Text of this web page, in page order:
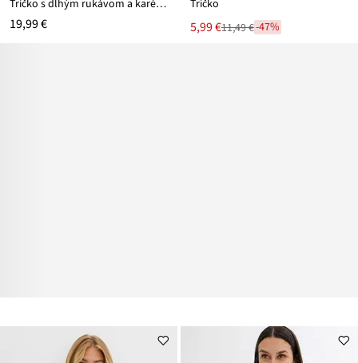
Tričko s dlhým rukávom a karé výstrihom
19,99 €
Tričko
Nová
cena
5,99 €
Zľava11,49 €-47%